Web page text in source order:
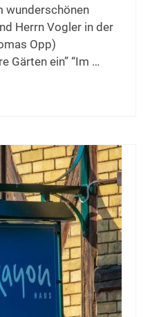
wunderschönen
Herrn Vogler in der
Opp)
Gärten ein” “Im …